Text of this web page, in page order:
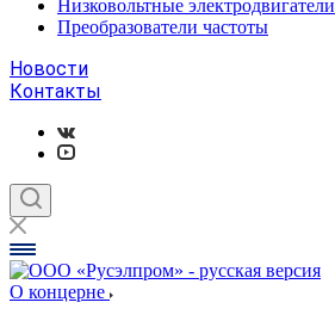
Низковольтные электродвигатели
Преобразователи частоты
Новости
Контакты
О концерне